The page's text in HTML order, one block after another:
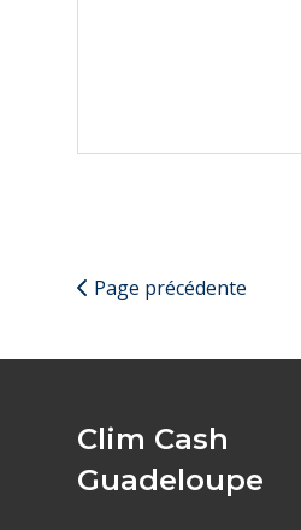
Page précédente
Clim Cash
Guadeloupe